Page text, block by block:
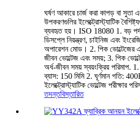
ঘর্ষণ আকারে চার্জ করা কাপড় বা সুতা
উপকরণগুলির ইলেক্ট্রোস্ট্যাটিক
ব্যবহৃত হয়। ISO 18080 1. বড়
ডিসপ্লে নিয়ন্ত্রণ, চাইনিজ এবং
অপারেশন মোড। 2. পিক ভোল্টেজের
জীবন ভোল্টেজ এবং সময়; 3. পিক
অর্ধ-জীবন সময় স্বয়ংক্রিয় পরিমাপ. 1.
ব্যাস: 150 মিমি 2. ঘূর্ণমান গতি:
ইলেক্ট্রোস্ট্যাটিক ভোল্টেজ পরীক্ষার
তদন্তবিস্তারিত